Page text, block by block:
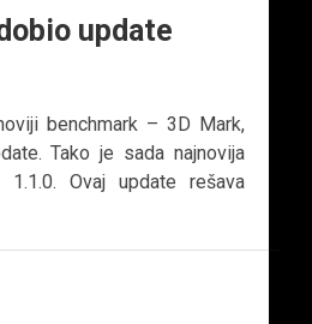
update
benchmark – 3D Mark,
Tako je sada najnovija
Ovaj update rešava